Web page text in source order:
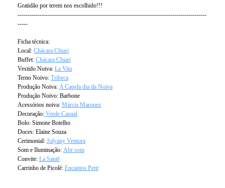
Gratidão por terem nos escolhido!!!
----------------------------------------------------------------------------------------------
-----
Ficha técnica:
Local: Chácara Chiari
Buffet: Chácara Chiari
Vestido Noiva: La Vita
Terno Noivo: Tribeca
Produção Noiva: A Capela dia da Noiva
Produção Noivo: Barbone
Acessórios noiva: Márcia Marquez
Decoração: Verde Casual
Bolo: Simone Botelho
Doces: Elaine Souza
Cerimonial: Julyany Ventura
Som e Iluminação: Abr som
Convite: La Santê
Carrinho de Picolé: Encantos Petit